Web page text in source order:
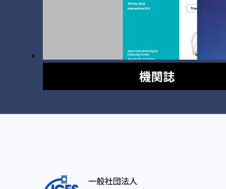
機関誌